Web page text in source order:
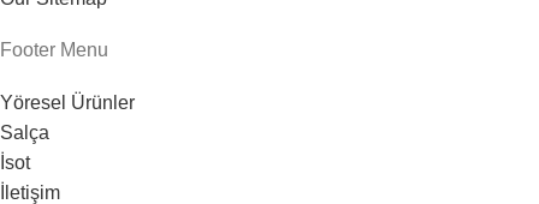
Footer Menu
Yöresel Ürünler
Salça
İsot
İletişim